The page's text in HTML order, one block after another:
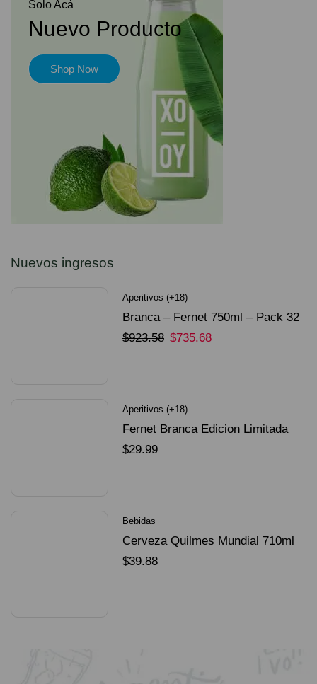
Solo Acá
Nuevo Producto
Shop Now
Nuevos ingresos
Aperitivos (+18)
Branca – Fernet 750ml – Pack 32
Unidades
$923.58 $735.68
Aperitivos (+18)
Fernet Branca Edicion Limitada
Dorado Mundial
$29.99
Bebidas
Cerveza Quilmes Mundial 710ml
packX4
$39.88